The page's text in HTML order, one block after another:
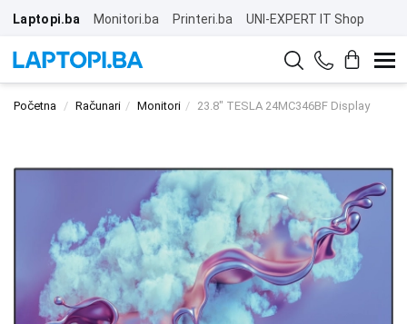
Laptopi.ba Monitori.ba Printeri.ba UNI-EXPERT IT Shop
Početna Računari Monitori 23.8" TESLA 24MC346BF Display